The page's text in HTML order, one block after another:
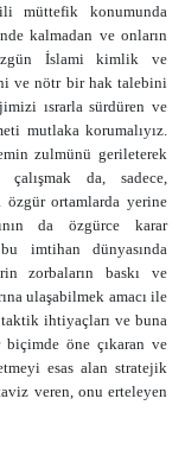
müttefik konumunda
kalmadan ve onların
İslami kimlik ve
ve nötr bir hak talebini
ısrarla sürdüren ve
mutlaka korumalıyız.
zulmünü gerileterek
çalışmak da, sadece,
özgür ortamlarda yerine
da özgürce karar
imtihan dünyasında
zorbaların baskı ve
ulaşabilmek amacı ile
ihtiyaçları ve buna
öne çıkaran ve
esas alan stratejik
veren, onu erteleyen